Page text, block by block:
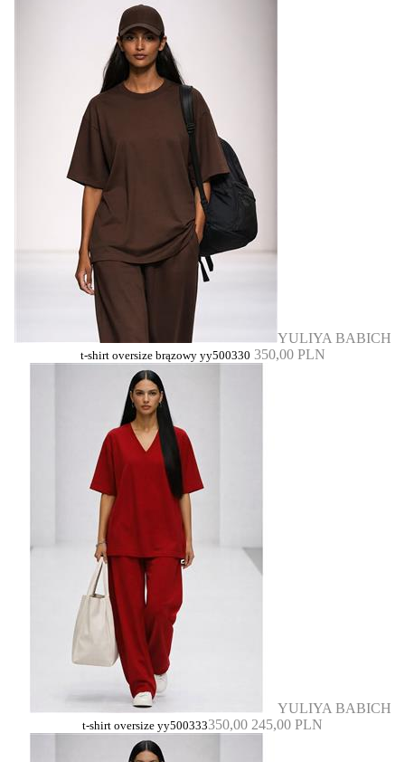
YULIYA BABICH
t-shirt oversize brązowy yy500330 350,00 PLN
YULIYA BABICH
t-shirt oversize yy500333350,00 245,00 PLN